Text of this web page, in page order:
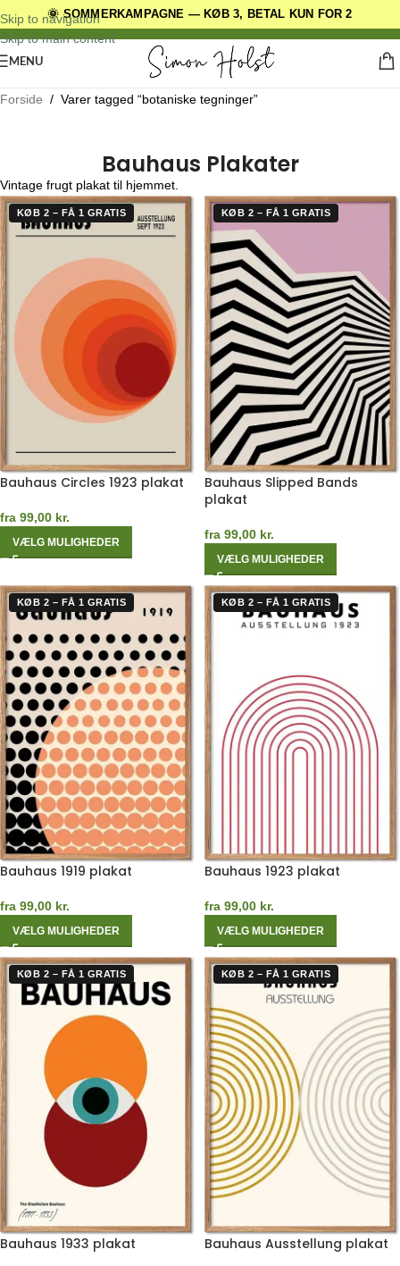
🌞 SOMMERKAMPAGNE — KØB 3, BETAL KUN FOR 2
Skip to navigation
Skip to main content
DANSKE ORIGINALE DESIGNS
MENU
Forside / Varer tagged “botaniske tegninger”
Bauhaus Plakater
Vintage frugt plakat til hjemmet.
KØB 2 – FÅ 1 GRATIS
Bauhaus Circles 1923 plakat
fra 99,00 kr.
VÆLG MULIGHEDER
KØB 2 – FÅ 1 GRATIS
Bauhaus Slipped Bands
plakat
fra 99,00 kr.
VÆLG MULIGHEDER
KØB 2 – FÅ 1 GRATIS
Bauhaus 1919 plakat
fra 99,00 kr.
VÆLG MULIGHEDER
KØB 2 – FÅ 1 GRATIS
Bauhaus 1923 plakat
fra 99,00 kr.
VÆLG MULIGHEDER
KØB 2 – FÅ 1 GRATIS
Bauhaus 1933 plakat
KØB 2 – FÅ 1 GRATIS
Bauhaus Ausstellung plakat